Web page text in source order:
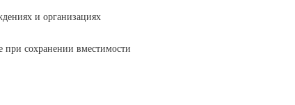
и организациях
сохранении вместимости